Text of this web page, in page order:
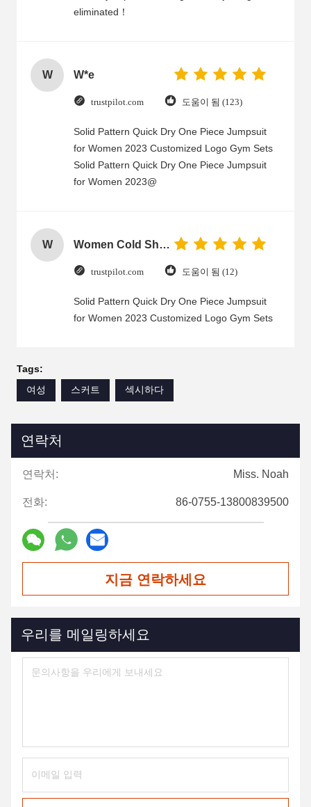
eliminated！
W W*e
trustpilot.com 도움이 됨 (123)
Solid Pattern Quick Dry One Piece Jumpsuit
for Women 2023 Customized Logo Gym Sets
Solid Pattern Quick Dry One Piece Jumpsuit
for Women 2023@
W Women Cold Shoulder V Neck Rayon Blouse
trustpilot.com 도움이 됨 (12)
Solid Pattern Quick Dry One Piece Jumpsuit
for Women 2023 Customized Logo Gym Sets
Tags:
여성
스커트 섹시하다
연락처
연락처: Miss. Noah
전화: 86-0755-13800839500
지금 연락하세요
우리를 메일링하세요